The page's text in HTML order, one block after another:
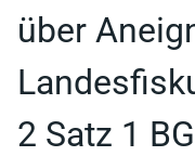
über
2 Satz 1